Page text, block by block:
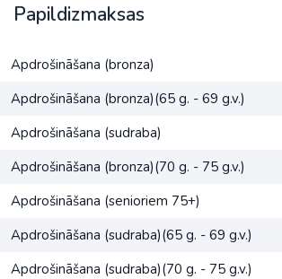
Papildizmaksas
Apdrošināšana (bronza)
Apdrošināšana (bronza)(65 g. - 69 g.v.)
Apdrošināšana (sudraba)
Apdrošināšana (bronza)(70 g. - 75 g.v.)
Apdrošināšana (senioriem 75+)
Apdrošināšana (sudraba)(65 g. - 69 g.v.)
Apdrošināšana (sudraba)(70 g. - 75 g.v.)